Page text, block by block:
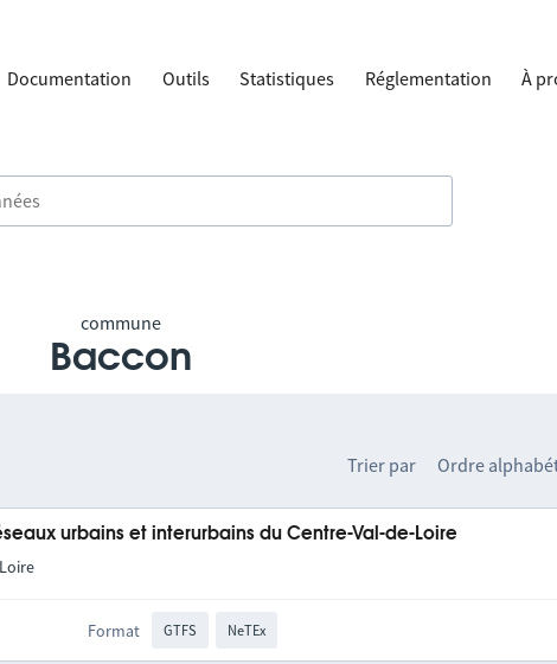
Documentation Outils Statistiques Réglementation À
commune
Baccon
Trier par Ordre
urbains et interurbains du Centre-Val-de-Loire
Format GTFS NeTEx